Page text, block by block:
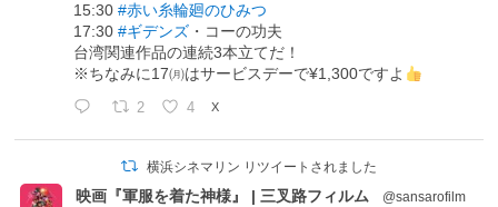
15:30#赤い糸輪廻のひみつ
17:30#ギデンズ ・コーの功夫
台湾関連作品の連続3本立てだ！
※ちなみに17㈪はサービスデーで¥1,300ですよ
2 4 X
横浜シネマリン リツイートされました
映画『軍服を着た神様』 | 三叉路フィルム
@sansarofilm